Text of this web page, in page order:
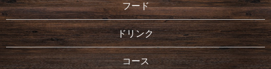
フード
ドリンク
コース